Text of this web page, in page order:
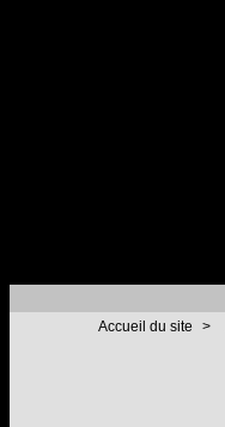
Accueil du site >